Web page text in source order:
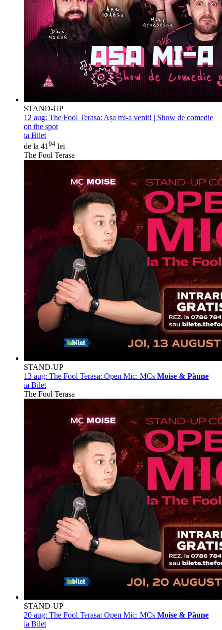
STAND-UP
12 aug: The Fool Terasa: Așa mi-a venit! | Show de comedie
on the spot
ia Bilet
de la 41 94 lei
The Fool Terasa
STAND-UP
13 aug: The Fool Terasa: Open Mic: MCs Moise & Păune
ia Bilet
The Fool Terasa
STAND-UP
20 aug: The Fool Terasa: Open Mic: MCs Moise & Păune
ia Bilet